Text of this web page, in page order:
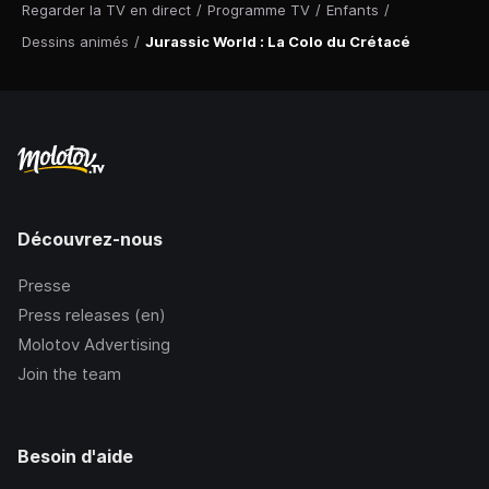
Regarder la TV en direct / Programme TV / Enfants /
Dessins animés / Jurassic World : La Colo du Crétacé
Découvrez-nous
Presse
Press releases (en)
Molotov Advertising
Join the team
Besoin d'aide